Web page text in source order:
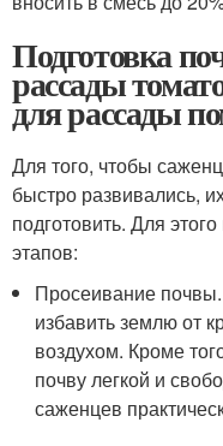
Подготовка
рассады
для рассады
Для того, чтобы
быстро развивались,
подготовить. Для
этапов:
Просеивание
избавить землю от
воздухом. Кроме
почву легкой и
саженцев